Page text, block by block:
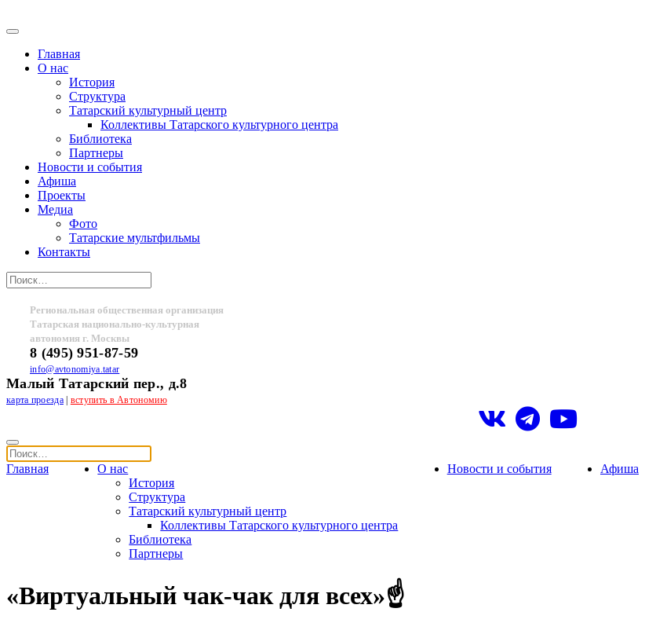
Главная
О нас
История
Структура
Татарский культурный центр
Коллективы Татарского культурного центра
Библиотека
Партнеры
Новости и события
Афиша
Проекты
Медиа
Фото
Татарские мультфильмы
Контакты
Региональная общественная организация
Татарская национально-культурная
автономия г. Москвы
8 (495) 951-87-59
info@avtonomiya.tatar
Малый Татарский пер., д.8
карта проезда| вступить в Автономию
Главная
О нас
История
Структура
Татарский культурный центр
Коллективы Татарского культурного центра
Библиотека
Партнеры
Новости и события Афиша
«Виртуальный чак-чак для всех»☝️